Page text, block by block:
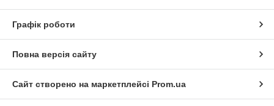
Графік роботи
Повна версія сайту
Сайт створено на маркетплейсі Prom.ua